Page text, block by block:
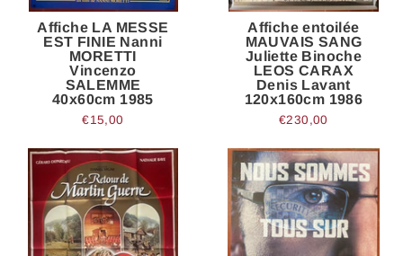
Affiche LA MESSE
EST FINIE Nanni
MORETTI
Vincenzo
SALEMME
40x60cm 1985
€15,00
Affiche entoilée
MAUVAIS SANG
Juliette Binoche
LEOS CARAX
Denis Lavant
120x160cm 1986
€230,00